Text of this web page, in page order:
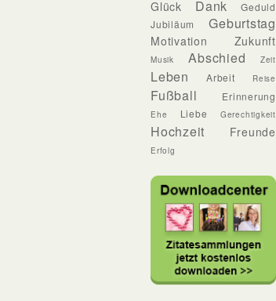
Glück Dank
Geduld
Jubiläum
Geburtstag
Motivation Zukunft
Musik Abschied Zeit
Leben Arbeit Reise
Fußball Erinnerung
Ehe Liebe Gerechtigkeit
Hochzeit Freunde
Erfolg